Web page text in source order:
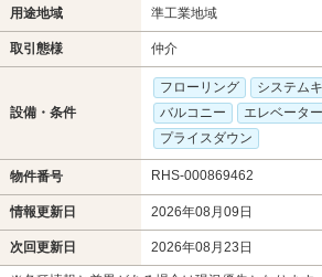
用途地域 準工業地域
取引態様 仲介
設備・条件
フローリング システム
バルコニー
エレベーター
プライスダウン
物件番号 RHS-000869462
情報更新日 2026年08月09日
次回更新日 2026年08月23日